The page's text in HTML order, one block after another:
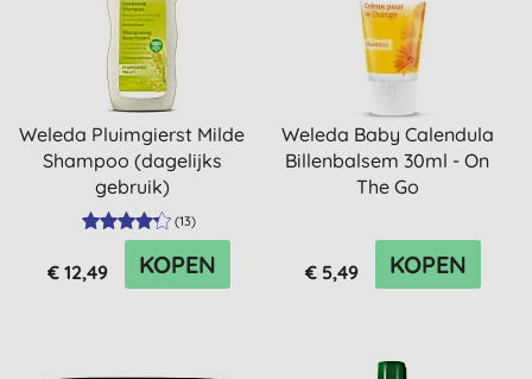
Weleda Pluimgierst Milde
Shampoo (dagelijks
gebruik)
(13)
€ 12,49 KOPEN
Weleda Baby Calendula
Billenbalsem 30ml - On
The Go
€ 5,49 KOPEN